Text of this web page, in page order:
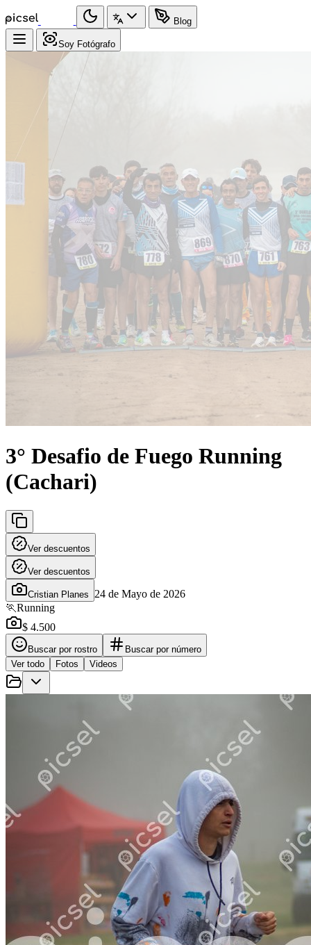
Blog
Soy Fotógrafo
3° Desafio de Fuego Running
(Cachari)
Ver descuentos
Ver descuentos
Cristian Planes
24 de Mayo de 2026
🏃Running
$ 4.500
Buscar por rostro
Buscar por número
Ver todo
Fotos Videos